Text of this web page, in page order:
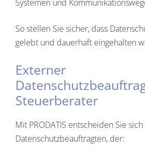
Systemen und
So stellen Sie sicher, dass
gelebt und dauerhaft eingehalten
Externer
Steuerberater
Mit PRODATIS entscheiden Sie
Datenschutzbeauftragten, der: